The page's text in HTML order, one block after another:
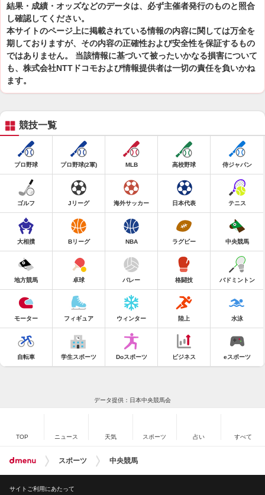
結果・成績・オッズなどのデータは、必ず主催者発行のものと照合
し確認してください。
本サイトのページ上に掲載されている情報の内容に関しては万全を
期しておりますが、その内容の正確性および安全性を保証するもの
ではありません。 当該情報に基づいて被ったいかなる損害について
も、株式会社NTTドコモおよび情報提供者は一切の責任を負いかね
ます。
競技一覧
プロ野球 プロ野球(2軍) MLB 高校野球 侍ジャパン
ゴルフ Jリーグ 海外サッカー 日本代表 テニス
大相撲 Bリーグ NBA ラグビー 中央競馬
地方競馬 卓球 バレー 格闘技 バドミントン
モーター フィギュア ウィンター 陸上 水泳
自転車 学生スポーツ Doスポーツ ビジネス eスポーツ
データ提供：日本中央競馬会
TOP ニュース 天気 スポーツ 占い すべて
スポーツ 中央競馬
サイトご利用にあたって